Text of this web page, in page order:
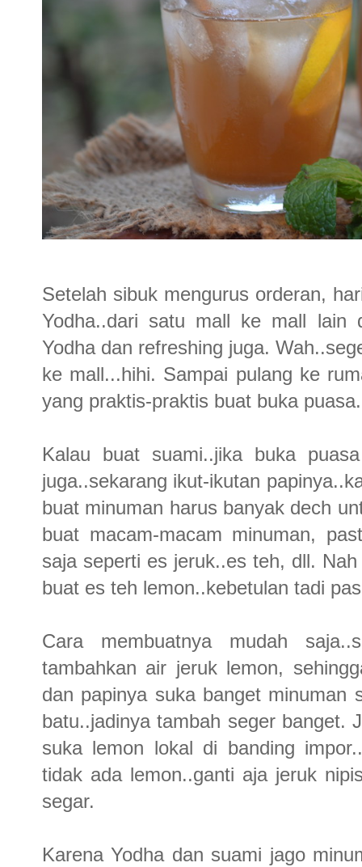
Setelah sibuk mengurus orderan,
Yodha..dari satu mall ke mall lain
Yodha dan refreshing juga.
ke mall...hihi. Sampai pulang ke
yang praktis-praktis buat buka puasa.
Kalau buat suami..jika buka
juga..sekarang ikut-ikutan
buat minuman harus banyak dech
buat macam-macam minuman,
saja seperti es jeruk..es teh, dll.
buat es teh lemon..kebetulan tadi
Cara membuatnya mudah
tambahkan air jeruk lemon,
dan papinya suka banget minuman
batu..jadinya tambah seger banget.
suka lemon lokal di banding
tidak ada lemon..ganti aja jeruk
segar.
Karena Yodha dan suami jago